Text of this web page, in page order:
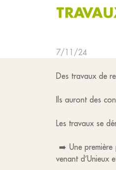
7/11/24
Des travaux de
Ils auront des
Les travaux se
➡️ Une première
venant d’Unieux